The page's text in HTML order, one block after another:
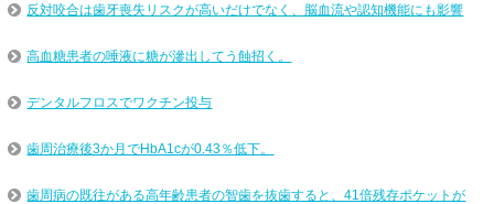
反対咬合は歯牙喪失リスクが高いだけでなく、脳血流や認知機能にも影響
高血糖患者の唾液に糖が滲出してう蝕招く。
デンタルフロスでワクチン投与
歯周治療後3か月でHbA1cが0.43％低下。
歯周病の既往がある高年齢患者の智歯を抜歯すると、41倍残存ポケットが